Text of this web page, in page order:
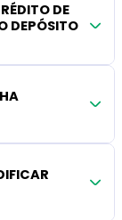
DE
DEPÓSITO